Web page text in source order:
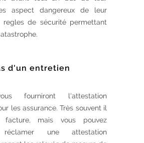
aspect dangereux de leur
de sécurité permettant
d'un entretien
fourniront l'attestation
les assurance. Très souvent il
mais vous pouvez
réclamer une attestation